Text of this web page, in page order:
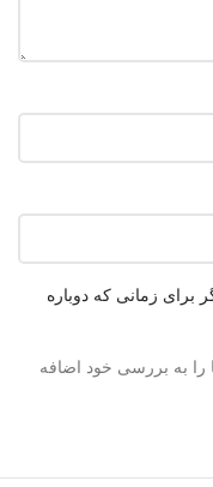
برای زمانی که دوباره
را به بررسی خود اضافه